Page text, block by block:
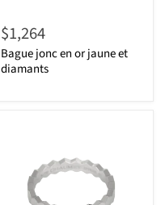
$1,264
Bague jonc en or jaune et
diamants